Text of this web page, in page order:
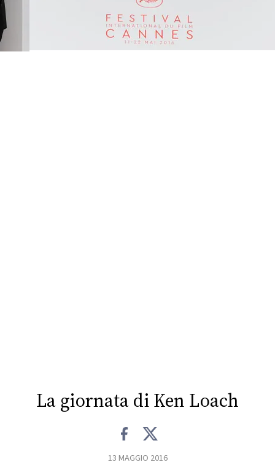
La giornata di Ken Loach
13 MAGGIO 2016